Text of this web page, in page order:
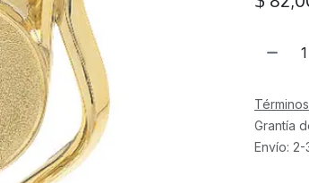
Grantía
Envío: